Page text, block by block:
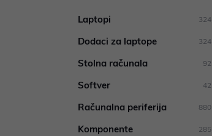
Laptopi 324
Dodaci za laptope 324
Stolna računala 92
Softver 42
Računalna periferija 880
Komponente 285